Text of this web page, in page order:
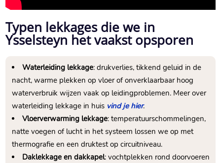
Typen lekkages die we in
Ysselsteyn het vaakst opsporen
Waterleiding lekkage: drukverlies, tikkend geluid in de
nacht, warme plekken op vloer of onverklaarbaar hoog
waterverbruik wijzen vaak op leidingproblemen.​ Meer over
waterleiding lekkage in huis vind je hier.​
Vloerverwarming lekkage: temperatuurschommelingen,
natte voegen of lucht in het systeem lossen we op met
thermografie en een druktest op circuitniveau.​
Daklekkage en dakkapel: vochtplekken rond doorvoeren